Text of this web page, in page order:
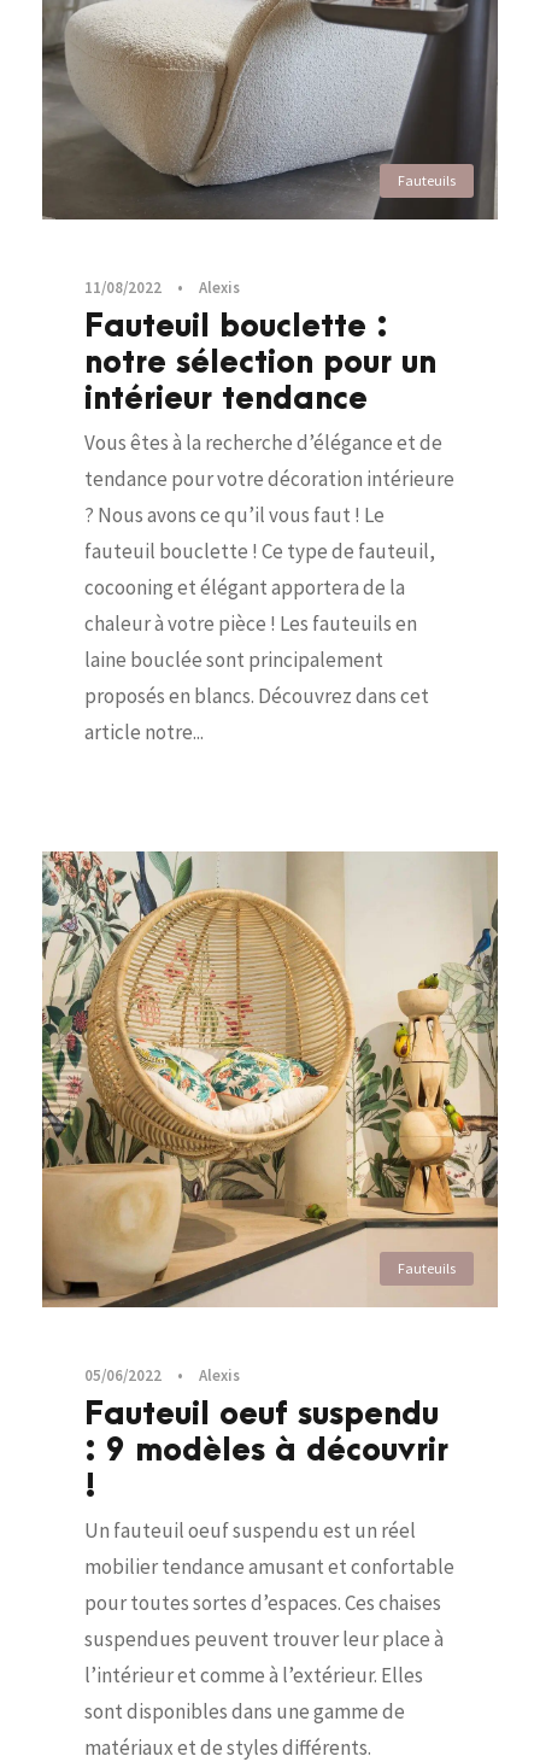
Fauteuils
11/08/2022 • Alexis
Fauteuil bouclette :
notre sélection pour un
intérieur tendance
Vous êtes à la recherche d’élégance et de
tendance pour votre décoration intérieure
? Nous avons ce qu’il vous faut ! Le
fauteuil bouclette ! Ce type de fauteuil,
cocooning et élégant apportera de la
chaleur à votre pièce ! Les fauteuils en
laine bouclée sont principalement
proposés en blancs. Découvrez dans cet
article notre...
Fauteuils
05/06/2022 • Alexis
Fauteuil oeuf suspendu
: 9 modèles à découvrir
!
Un fauteuil oeuf suspendu est un réel
mobilier tendance amusant et confortable
pour toutes sortes d’espaces. Ces chaises
suspendues peuvent trouver leur place à
l’intérieur et comme à l’extérieur. Elles
sont disponibles dans une gamme de
matériaux et de styles différents.